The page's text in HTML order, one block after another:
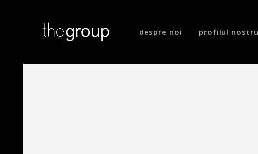
despre noi profilul nostru